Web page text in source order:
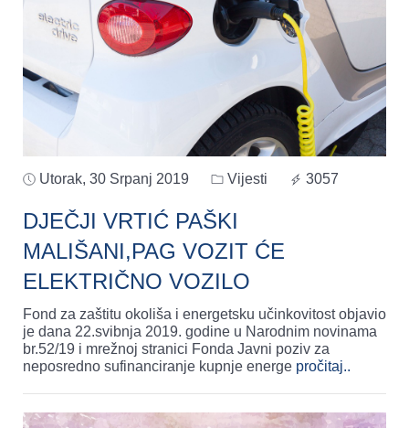
Utorak, 30 Srpanj 2019 Vijesti 3057
DJEČJI VRTIĆ PAŠKI
MALIŠANI,PAG VOZIT ĆE
ELEKTRIČNO VOZILO
Fond za zaštitu okoliša i energetsku učinkovitost objavio
je dana 22.svibnja 2019. godine u Narodnim novinama
br.52/19 i mrežnoj stranici Fonda Javni poziv za
neposredno sufinanciranje kupnje energe pročitaj..